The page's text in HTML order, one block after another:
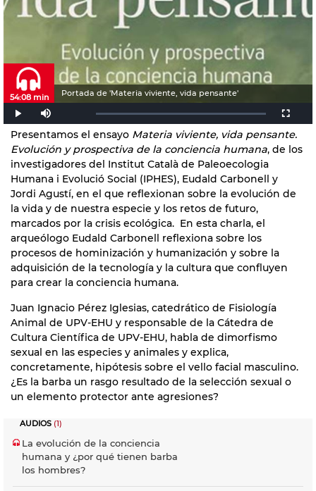
Portada de 'Materia viviente, vida pensante'
54:08 min
Presentamos el ensayo Materia viviente, vida pensante.
Evolución y prospectiva de la conciencia humana, de los
investigadores del Institut Català de Paleoecologia
Humana i Evolució Social (IPHES), Eudald Carbonell y
Jordi Agustí, en el que reflexionan sobre la evolución de
la vida y de nuestra especie y los retos de futuro,
marcados por la crisis ecológica. En esta charla, el
arqueólogo Eudald Carbonell reflexiona sobre los
procesos de hominización y humanización y sobre la
adquisición de la tecnología y la cultura que confluyen
para crear la conciencia humana.
Juan Ignacio Pérez Iglesias, catedrático de Fisiología
Animal de UPV-EHU y responsable de la Cátedra de
Cultura Científica de UPV-EHU, habla de dimorfismo
sexual en las especies y animales y explica,
concretamente, hipótesis sobre el vello facial masculino.
¿Es la barba un rasgo resultado de la selección sexual o
un elemento protector ante agresiones?
AUDIOS (1)
La evolución de la conciencia
humana y ¿por qué tienen barba
los hombres?